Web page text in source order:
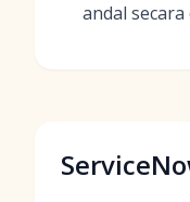
andal